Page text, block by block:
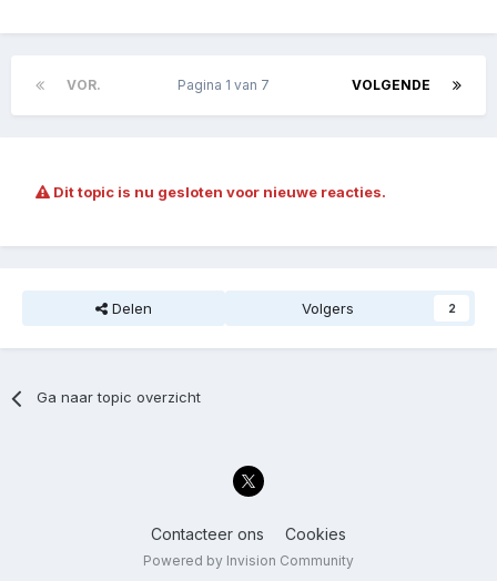
VOR. VOLGENDE
Pagina 1 van 7
Dit topic is nu gesloten voor nieuwe reacties.
Delen Volgers 2
Ga naar topic overzicht
Contacteer ons Cookies
Powered by Invision Community